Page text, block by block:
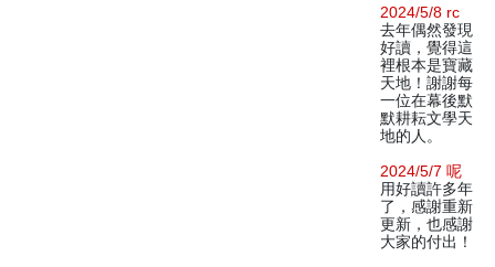
2024/5/8 rc
去年偶然發現
好讀，覺得這
裡根本是寶藏
天地！謝謝每
一位在幕後默
默耕耘文學天
地的人。
2024/5/7 呢
用好讀許多年
了，感謝重新
更新，也感謝
大家的付出！